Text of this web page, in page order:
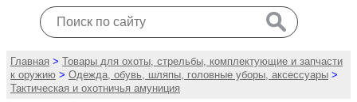
Главная > Товары для охоты, стрельбы, комплектующие и запчасти
к оружию > Одежда, обувь, шляпы, головные уборы, аксессуары >
Тактическая и охотничья амуниция